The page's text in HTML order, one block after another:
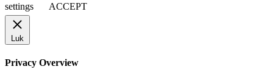
settings
ACCEPT
Luk
Privacy Overview